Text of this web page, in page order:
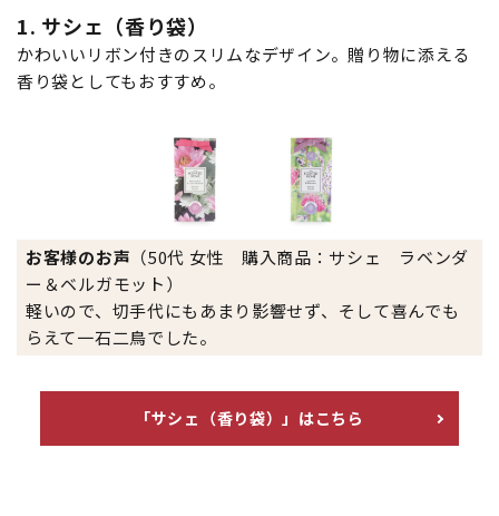
1. サシェ（香り袋）
かわいいリボン付きのスリムなデザイン。贈り物に添える
香り袋としてもおすすめ。
お客様のお声 （50代 女性 購入商品：サシェ ラベンダ
ー＆ベルガモット）
軽いので、切手代にもあまり影響せず、そして喜んでも
らえて一石二鳥でした。
「サシェ（香り袋）」はこちら